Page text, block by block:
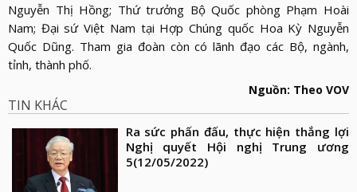
Nguyễn Thị Hồng; Thứ trưởng Bộ Quốc phòng Phạm Hoài
Nam; Đại sứ Việt Nam tại Hợp Chúng quốc Hoa Kỳ Nguyễn
Quốc Dũng. Tham gia đoàn còn có lãnh đạo các Bộ, ngành,
tỉnh, thành phố.
Nguồn: Theo VOV
TIN KHÁC
Ra sức phấn đấu, thực hiện thắng lợi
Nghị quyết Hội nghị Trung ương
5(12/05/2022)